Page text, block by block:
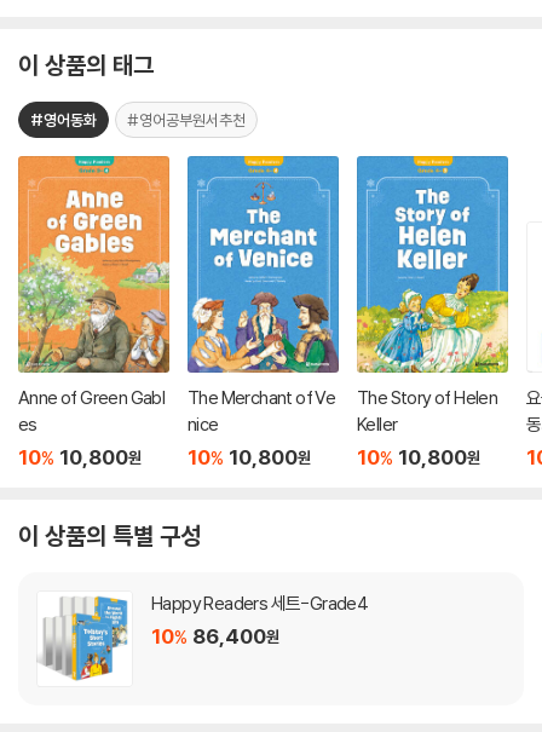
이 상품의 태그
#영어동화 #영어공부원서추천
Anne of Green Gabl
es
10% 10,800원
The Merchant of Ve
nice
10% 10,800원
The Story of Helen
Keller
10% 10,800원
이 상품의 특별 구성
Happy Readers 세트-Grade4
10% 86,400원